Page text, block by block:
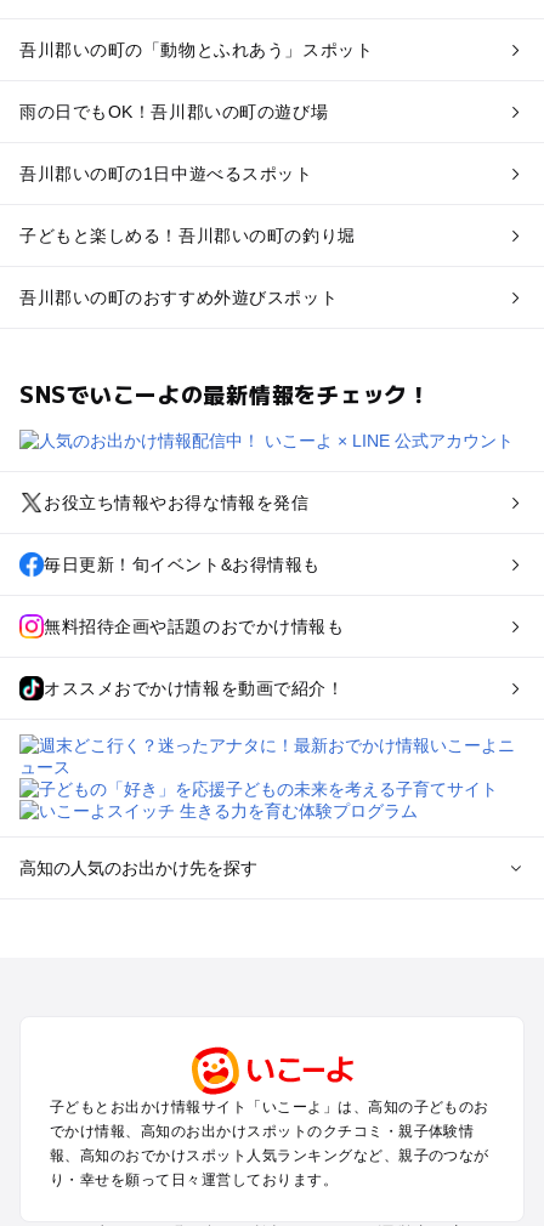
吾川郡いの町の「動物とふれあう」スポット
雨の日でもOK！吾川郡いの町の遊び場
吾川郡いの町の1日中遊べるスポット
子どもと楽しめる！吾川郡いの町の釣り堀
吾川郡いの町のおすすめ外遊びスポット
SNSでいこーよの最新情報をチェック！
お役立ち情報やお得な情報を発信
毎日更新！旬イベント&お得情報も
無料招待企画や話題のおでかけ情報も
オススメおでかけ情報を動画で紹介！
高知の人気のお出かけ先を探す
高知の定番お出かけスポット
高知の遊園地
高知の動物園
高知のバーベキュー
子どもとお出かけ情報サイト「いこーよ」は、高知の子どものお
でかけ情報、高知のお出かけスポットのクチコミ・親子体験情
報、高知のおでかけスポット人気ランキングなど、親子のつなが
り・幸せを願って日々運営しております。